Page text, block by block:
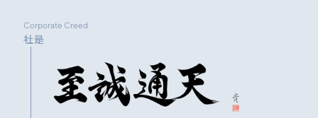
Corporate Creed
社是